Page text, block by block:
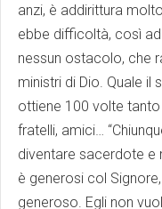
anzi, è addirittura
ebbe difficoltà, così
nessun ostacolo, che
ministri di Dio. Quale il
ottiene 100 volte
fratelli, amici…
diventare sacerdote e
è generosi col
generoso. Egli non